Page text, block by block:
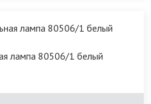
лампа 80506/1 белый